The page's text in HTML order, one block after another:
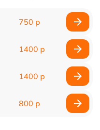
750 р
1400 р
1400 р
800 р